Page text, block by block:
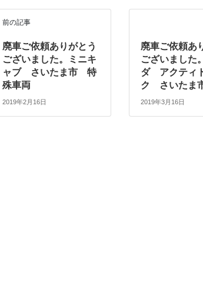
前の記事
廃車ご依頼ありがとう
ございました。ミニキ
ャブ さいたま市 特
殊車両
2019年2月16日
廃車ご依頼あ
ございました
ダ アクティ
ク さいたま
2019年3月16日